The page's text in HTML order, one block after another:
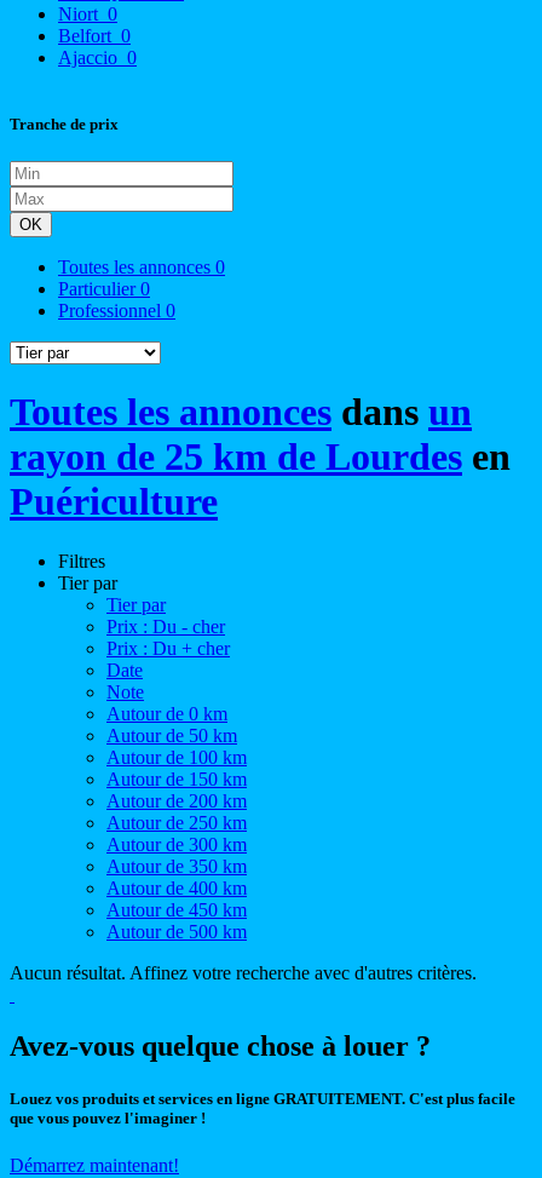
Niort 0
Belfort 0
Ajaccio 0
Tranche de prix
OK
Toutes les annonces 0
Particulier0
Professionnel 0
Toutes les annonces dans un
rayon de 25 km de Lourdes en
Puériculture
Filtres
Tier par
Tier par
Prix : Du - cher
Prix : Du + cher
Date
Note
Autour de 0 km
Autour de 50 km
Autour de 100 km
Autour de 150 km
Autour de 200 km
Autour de 250 km
Autour de 300 km
Autour de 350 km
Autour de 400 km
Autour de 450 km
Autour de 500 km
Aucun résultat. Affinez votre recherche avec d'autres critères.
Avez-vous quelque chose à louer ?
Louez vos produits et services en ligne GRATUITEMENT. C'est plus facile
que vous pouvez l'imaginer !
Démarrez maintenant!